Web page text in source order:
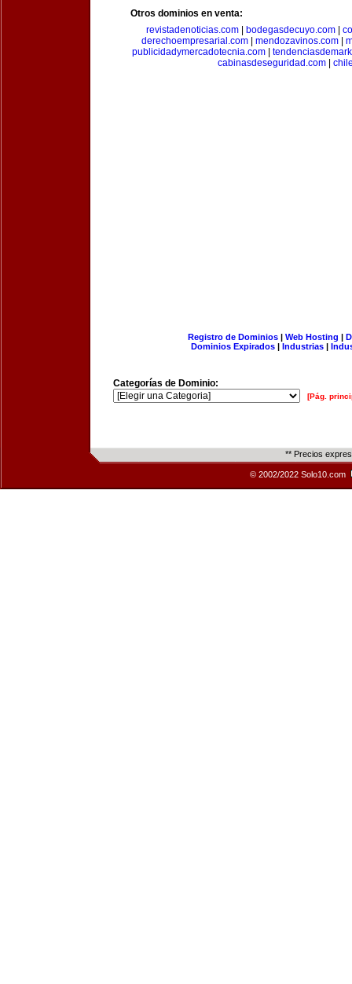
Otros dominios en venta:
revistadenoticias.com
bodegasdecuyo.com
derechoempresarial.com
mendozavinos.com
publicidadymercadotecnia.com|
cabinasdeseguridad.com
Registro de Dominios| Web Hosting |
Dominios Expirados | Industrias |
Categorías de Dominio:
[Pág.
** Precios
© 2002/2022 Solo10.com